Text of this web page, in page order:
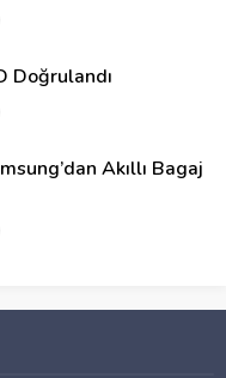
Doğrulandı
Akıllı Bagaj